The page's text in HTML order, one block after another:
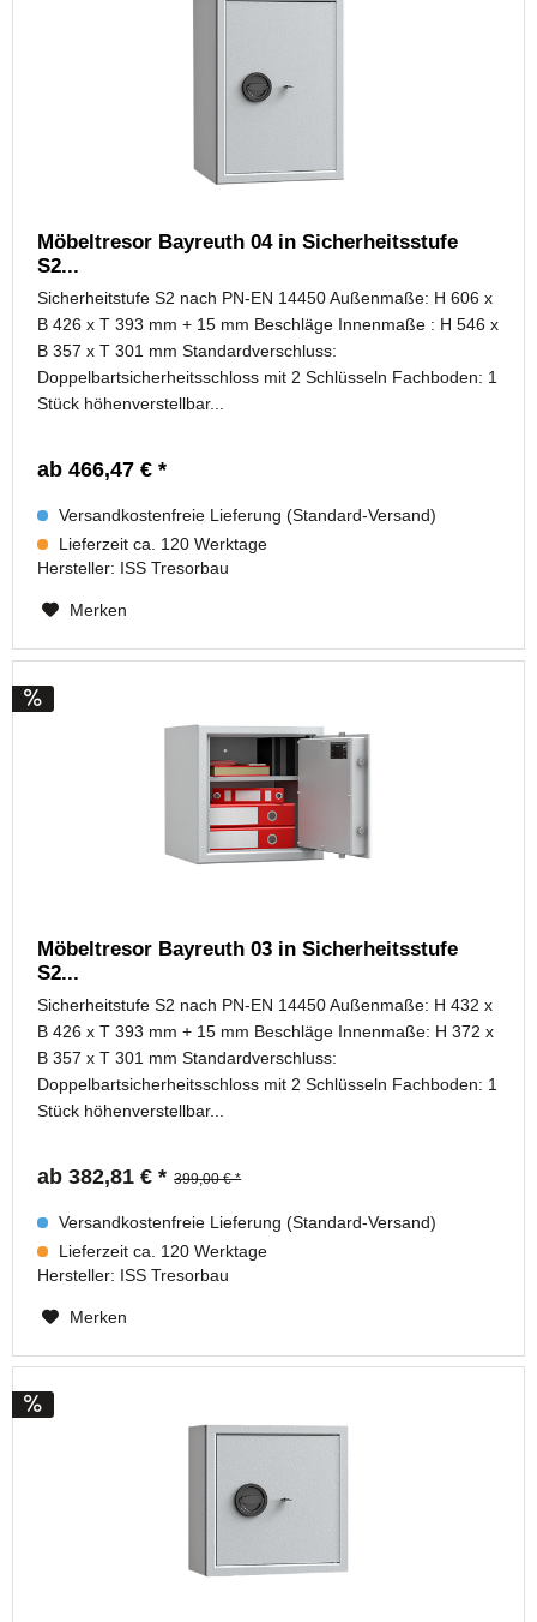
Möbeltresor Bayreuth 04 in Sicherheitsstufe
S2...
Sicherheitstufe S2 nach PN-EN 14450 Außenmaße: H 606 x
B 426 x T 393 mm + 15 mm Beschläge Innenmaße : H 546 x
B 357 x T 301 mm Standardverschluss:
Doppelbartsicherheitsschloss mit 2 Schlüsseln Fachboden: 1
Stück höhenverstellbar...
ab 466,47 € *
Versandkostenfreie Lieferung (Standard-Versand)
Lieferzeit ca. 120 Werktage
Hersteller: ISS Tresorbau
Merken
Möbeltresor Bayreuth 03 in Sicherheitsstufe
S2...
Sicherheitstufe S2 nach PN-EN 14450 Außenmaße: H 432 x
B 426 x T 393 mm + 15 mm Beschläge Innenmaße: H 372 x
B 357 x T 301 mm Standardverschluss:
Doppelbartsicherheitsschloss mit 2 Schlüsseln Fachboden: 1
Stück höhenverstellbar...
ab 382,81 € * 399,00 € *
Versandkostenfreie Lieferung (Standard-Versand)
Lieferzeit ca. 120 Werktage
Hersteller: ISS Tresorbau
Merken